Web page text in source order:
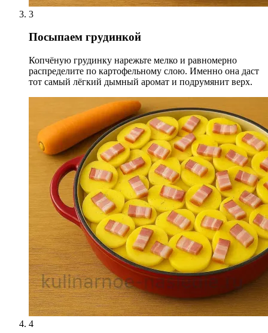
3
Посыпаем грудинкой
Копчёную грудинку нарежьте мелко и равномерно
распределите по картофельному слою. Именно она даст
тот самый лёгкий дымный аромат и подрумянит верх.
4